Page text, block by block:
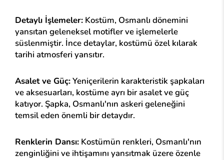
Detaylı İşlemeler: Kostüm, Osmanlı dönemini
yansıtan geleneksel motifler ve işlemelerle
süslenmiştir. İnce detaylar, kostümü özel kılarak
tarihi atmosferi yansıtır.
Asalet ve Güç:Yeniçerilerin karakteristik şapkaları
ve aksesuarları, kostüme ayrı bir asalet ve güç
katıyor. Şapka, Osmanlı'nın askeri geleneğini
temsil eden önemli bir detaydır.
Renklerin Dansı: Kostümün renkleri, Osmanlı'nın
zenginliğini ve ihtişamını yansıtmak üzere özenle